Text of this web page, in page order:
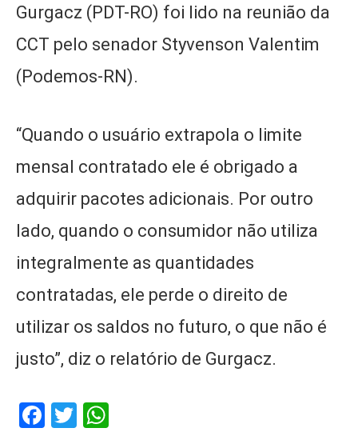
Gurgacz (PDT-RO) foi lido na reunião da
CCT pelo senador Styvenson Valentim
(Podemos-RN).
“Quando o usuário extrapola o limite
mensal contratado ele é obrigado a
adquirir pacotes adicionais. Por outro
lado, quando o consumidor não utiliza
integralmente as quantidades
contratadas, ele perde o direito de
utilizar os saldos no futuro, o que não é
justo”, diz o relatório de Gurgacz.
Facebook
Twitter